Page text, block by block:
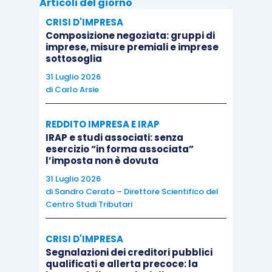
laristrutturazione dei debiti del
consumatore(articoli 67–73 CCII);
ilconcordato minore( articoli 74
CCII ).
La prima misura (così come il piano del
consumatore) èriservata al consumatore
prevede la sottoposizione della proposta ad
alcun voto dei creditori ma c’è un sindacato di
meritevolezza da parte dell’OCC.
ristrutturazione ma è espressamente esclusa
per il consumatoreche, dunque, con il codice
CRISI D'IMPRESA
Composizione negoziata: gruppi di
imprese, misure premiali e imprese
sottosoglia
31 Luglio 2026
di Carlo Arsie
REDDITO IMPRESA E IRAP
IRAP e studi associati: senza
esercizio “in forma associata”
l’imposta non è dovuta
31 Luglio 2026
di Sandro Cerato – Direttore Scientifico del
Centro Studi Tributari
CRISI D'IMPRESA
Segnalazioni dei creditori pubblici
qualificati e allerta precoce: la